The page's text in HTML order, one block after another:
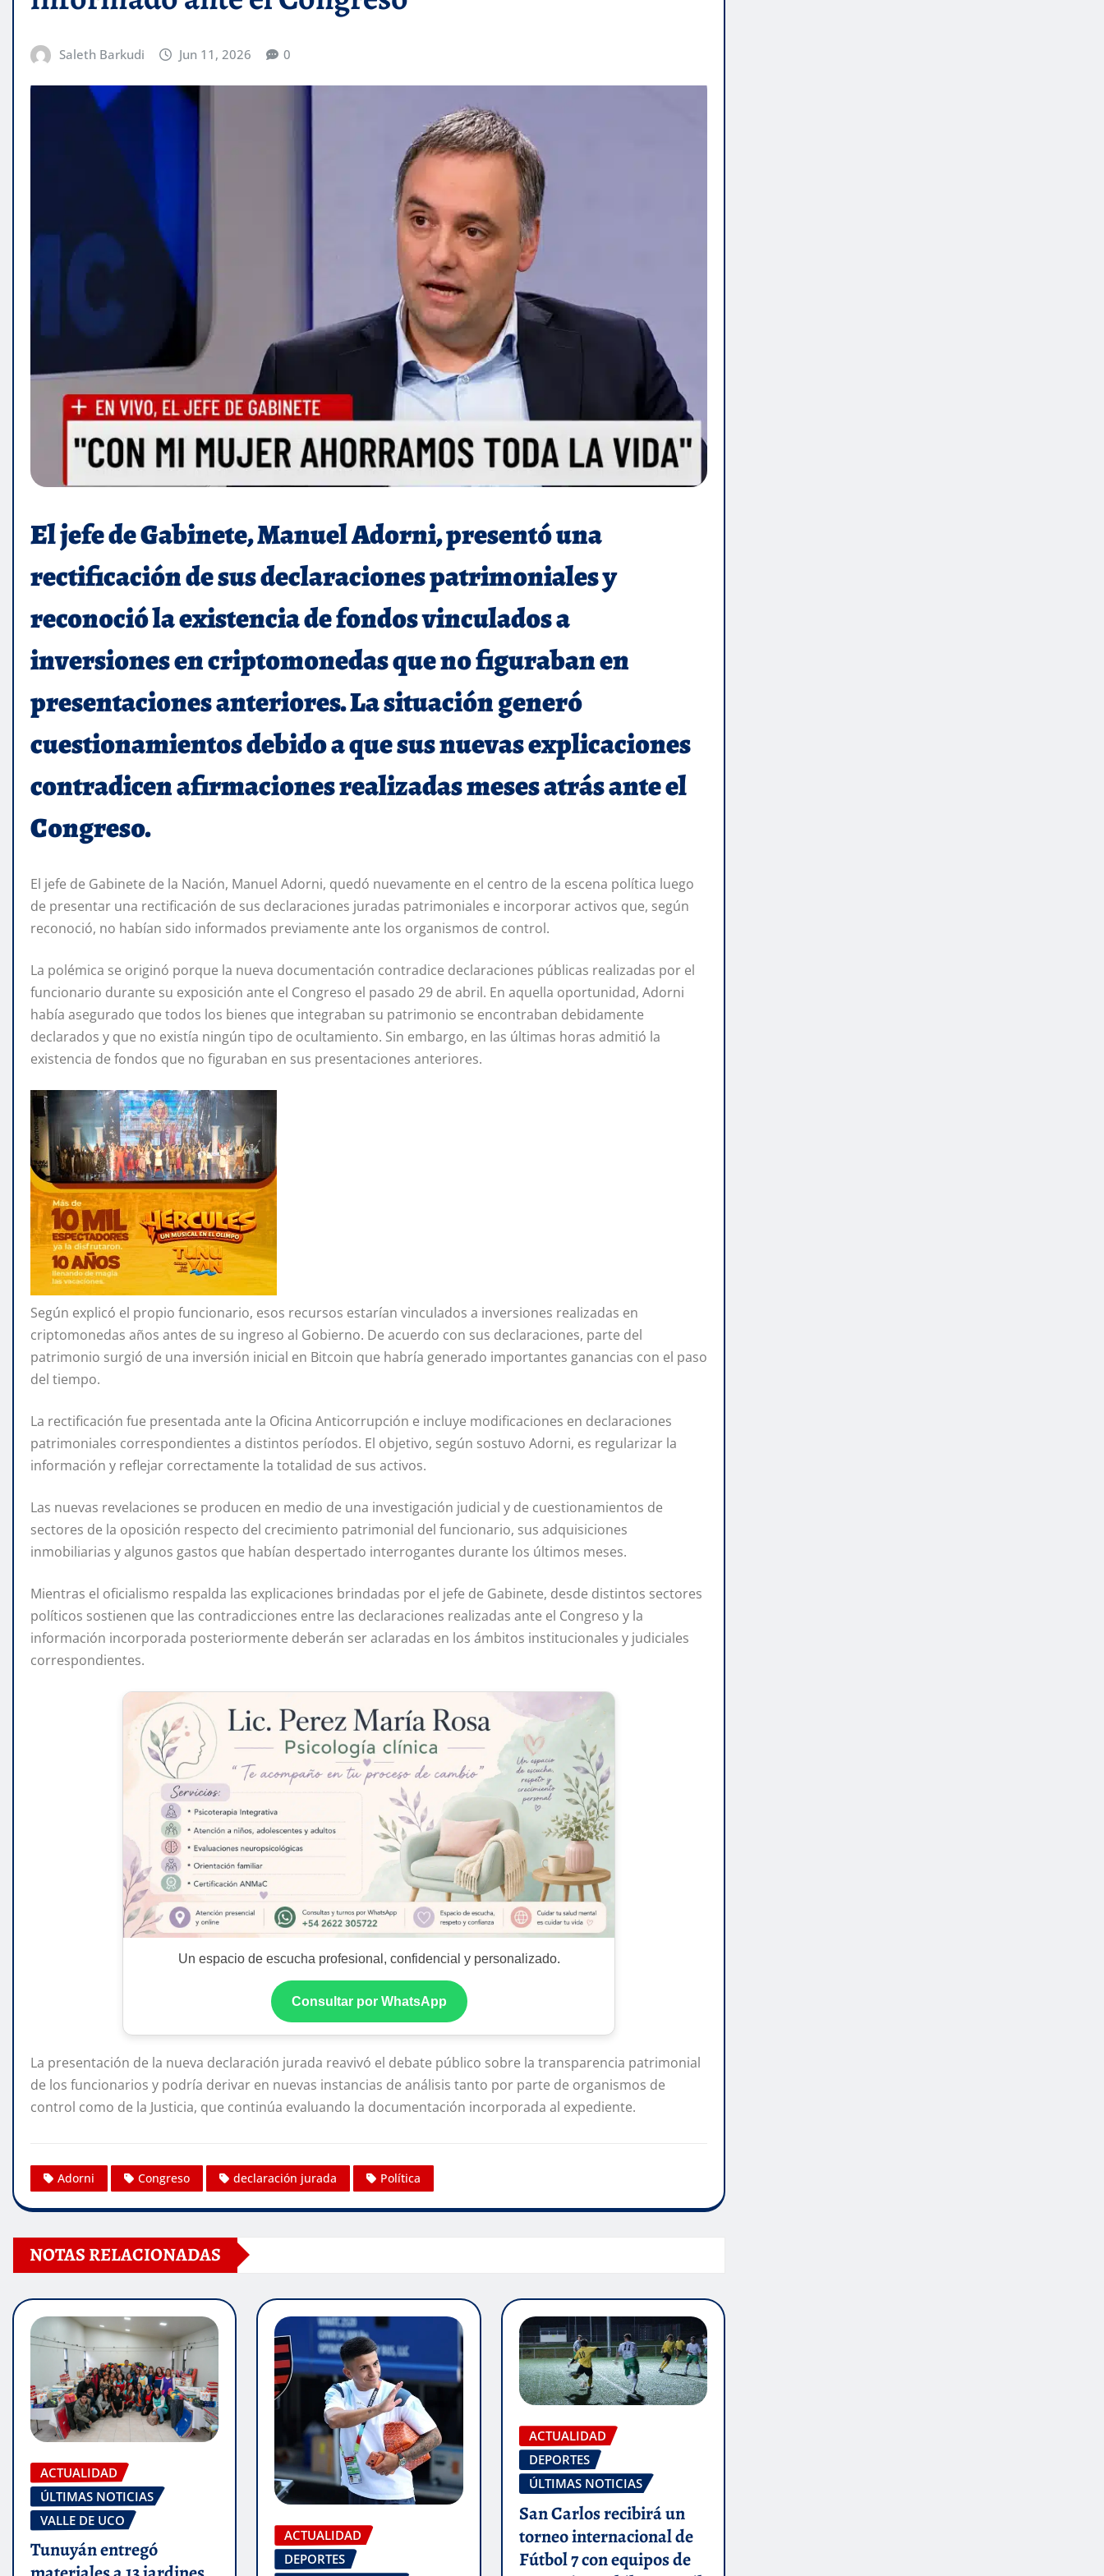
Saleth Barkudi Jun 11, 2026 0
El jefe de Gabinete, Manuel Adorni, presentó una
rectificación de sus declaraciones patrimoniales y
reconoció la existencia de fondos vinculados a
inversiones en criptomonedas que no figuraban en
presentaciones anteriores. La situación generó
cuestionamientos debido a que sus nuevas explicaciones
contradicen afirmaciones realizadas meses atrás ante el
Congreso.
El jefe de Gabinete de la Nación, Manuel Adorni, quedó nuevamente en el centro de la escena política luego
de presentar una rectificación de sus declaraciones juradas patrimoniales e incorporar activos que, según
reconoció, no habían sido informados previamente ante los organismos de control.
La polémica se originó porque la nueva documentación contradice declaraciones públicas realizadas por el
funcionario durante su exposición ante el Congreso el pasado 29 de abril. En aquella oportunidad, Adorni
había asegurado que todos los bienes que integraban su patrimonio se encontraban debidamente
declarados y que no existía ningún tipo de ocultamiento. Sin embargo, en las últimas horas admitió la
existencia de fondos que no figuraban en sus presentaciones anteriores.
Según explicó el propio funcionario, esos recursos estarían vinculados a inversiones realizadas en
criptomonedas años antes de su ingreso al Gobierno. De acuerdo con sus declaraciones, parte del
patrimonio surgió de una inversión inicial en Bitcoin que habría generado importantes ganancias con el paso
del tiempo.
La rectificación fue presentada ante la Oficina Anticorrupción e incluye modificaciones en declaraciones
patrimoniales correspondientes a distintos períodos. El objetivo, según sostuvo Adorni, es regularizar la
información y reflejar correctamente la totalidad de sus activos.
Las nuevas revelaciones se producen en medio de una investigación judicial y de cuestionamientos de
sectores de la oposición respecto del crecimiento patrimonial del funcionario, sus adquisiciones
inmobiliarias y algunos gastos que habían despertado interrogantes durante los últimos meses.
Mientras el oficialismo respalda las explicaciones brindadas por el jefe de Gabinete, desde distintos sectores
políticos sostienen que las contradicciones entre las declaraciones realizadas ante el Congreso y la
información incorporada posteriormente deberán ser aclaradas en los ámbitos institucionales y judiciales
correspondientes.
Un espacio de escucha profesional, confidencial y personalizado.
Consultar por WhatsApp
La presentación de la nueva declaración jurada reavivó el debate público sobre la transparencia patrimonial
de los funcionarios y podría derivar en nuevas instancias de análisis tanto por parte de organismos de
control como de la Justicia, que continúa evaluando la documentación incorporada al expediente.
Adorni Congreso declaración jurada Política
NOTAS RELACIONADAS
ACTUALIDAD
ÚLTIMAS NOTICIAS
VALLE DE UCO
Tunuyán entregó
ACTUALIDAD
DEPORTES
ACTUALIDAD
DEPORTES
ÚLTIMAS NOTICIAS
San Carlos recibirá un
torneo internacional de
Fútbol 7 con equipos de